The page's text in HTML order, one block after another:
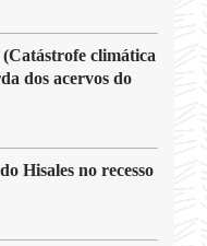
climática
dos acervos do
Hisales no recesso